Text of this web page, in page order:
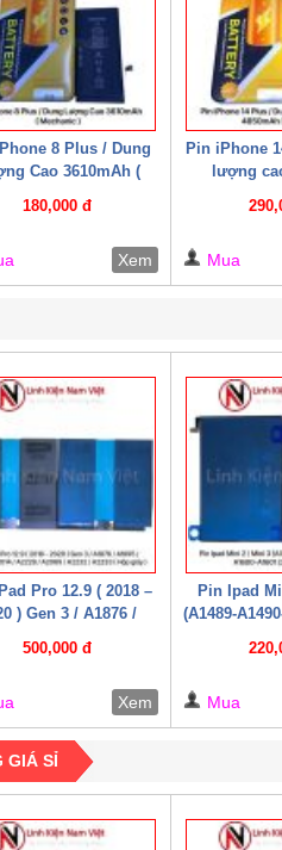
8 Plus / Dung
Cao 3610mAh (
180,000 đ
Xem
Pin iPhone
lượng
Mua
Pro 12.9 ( 2018 –
) Gen 3 / A1876 /
/ A2069 / A2232 /
500,000 đ
Xem
Pin Ipad
(A1489-
Mua
GIÁ SỈ